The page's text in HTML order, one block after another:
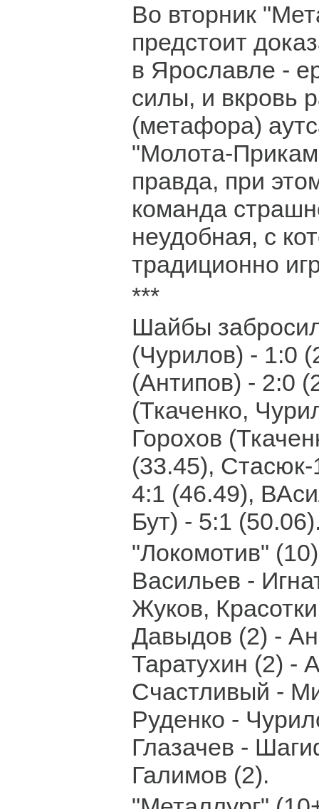
Во вторник
предстоит
в Ярославле -
силы, и вкровь
(метафора)
"Молота-
правда, при
команда
неудобная, с
традиционно
***
Шайбы
(Чурилов) - 1:0
(Антипов) - 2:0
(Ткаченко,
Горохов
(33.45),
4:1 (46.49),
Бут) - 5:1
"Локомотив"
Васильев -
Жуков,
Давыдов (2) -
Таратухин (2) -
Счастливый -
Руденко -
Глазачев -
Галимов (2).